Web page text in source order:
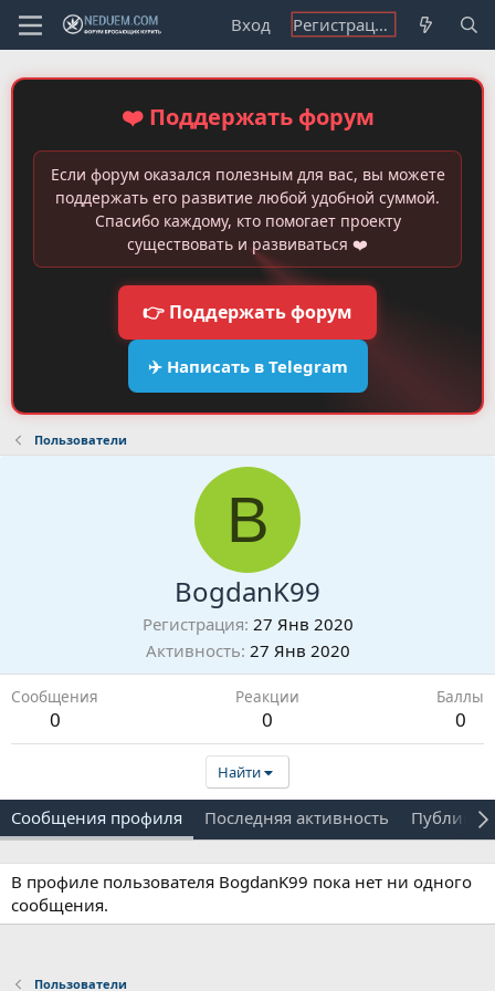
Вход Регистрация
❤️ Поддержать форум
Если форум оказался полезным для вас, вы можете
поддержать его развитие любой удобной суммой.
Спасибо каждому, кто помогает проекту
существовать и развиваться ❤️
👉 Поддержать форум
✈️ Написать в Telegram
Пользователи
B
BogdanK99
Регистрация 27 Янв 2020
Активность 27 Янв 2020
Сообщения
0
Реакции
0
Баллы
0
Найти
Сообщения профиля Последняя активность
В профиле пользователя BogdanK99 пока нет ни одного
сообщения.
Пользователи